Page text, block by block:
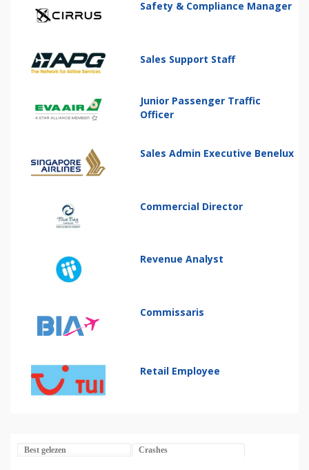
Safety & Compliance Manager
Sales Support Staff
Junior Passenger Traffic
Officer
Sales Admin Executive Benelux
Commercial Director
Revenue Analyst
Commissaris
Retail Employee
Best gelezen Crashes